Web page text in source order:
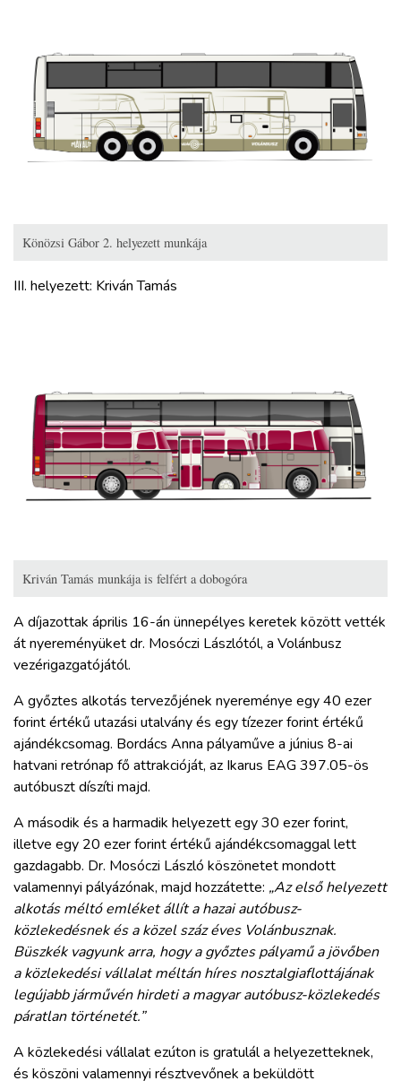
Könözsi Gábor 2. helyezett munkája
III. helyezett: Kriván Tamás
Kriván Tamás munkája is felfért a dobogóra
A díjazottak április 16-án ünnepélyes keretek között vették
át nyereményüket dr. Mosóczi Lászlótól, a Volánbusz
vezérigazgatójától.
A győztes alkotás tervezőjének nyereménye egy 40 ezer
forint értékű utazási utalvány és egy tízezer forint értékű
ajándékcsomag. Bordács Anna pályaműve a június 8-ai
hatvani retrónap fő attrakcióját, az Ikarus EAG 397.05-ös
autóbuszt díszíti majd.
A második és a harmadik helyezett egy 30 ezer forint,
illetve egy 20 ezer forint értékű ajándékcsomaggal lett
gazdagabb. Dr. Mosóczi László köszönetet mondott
valamennyi pályázónak, majd hozzátette: „Az első helyezett
alkotás méltó emléket állít a hazai autóbusz-
közlekedésnek és a közel száz éves Volánbusznak.
Büszkék vagyunk arra, hogy a győztes pályamű a jövőben
a közlekedési vállalat méltán híres nosztalgiaflottájának
legújabb járművén hirdeti a magyar autóbusz-közlekedés
páratlan történetét.”
A közlekedési vállalat ezúton is gratulál a helyezetteknek,
és köszöni valamennyi résztvevőnek a beküldött